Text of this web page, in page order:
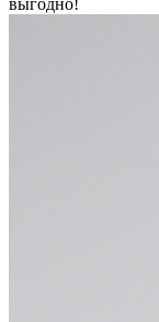
выгодно!